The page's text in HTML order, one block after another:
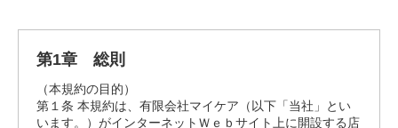
第1章 総則
（本規約の目的）
第１条 本規約は、有限会社マイケア（以下「当社」とい
います。）がインターネットＷｅｂサイト上に開設する店